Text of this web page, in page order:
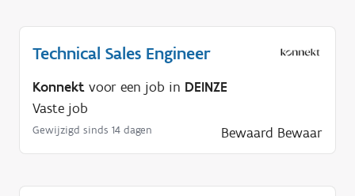
Technical Sales Engineer
Konnekt voor een job in DEINZE
Vaste job
Gewijzigd sinds 14 dagen Bewaard Bewaar